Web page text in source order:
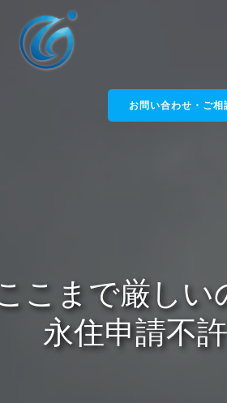
ツ
へ
ス
お問い合わせ・ご相
こまで厳しい
永住申請不